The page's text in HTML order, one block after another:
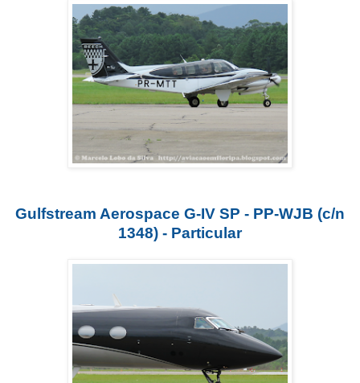
Gulfstream Aerospace G-IV SP - PP-WJB (c/n
1348) - Particular